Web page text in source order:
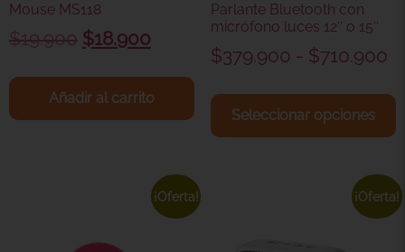
Mouse MS118
$19.900 $18.900
Añadir al carrito
Parlante Bluetooth con
micrófono luces 12″ o 15″
$379.900 - $710.900
Seleccionar opciones
¡Oferta! ¡Oferta!